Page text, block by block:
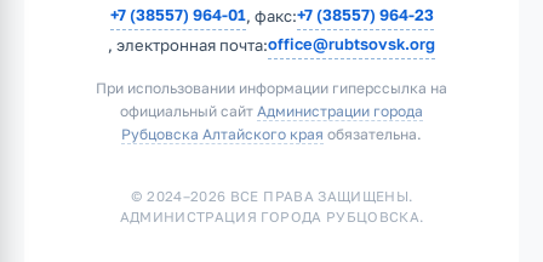
+7 (38557) 964-01, факс:+7 (38557) 964-23
, электронная почта:office@rubtsovsk.org
При использовании информации гиперссылка на
официальный сайт Администрации города
Рубцовска Алтайского края обязательна.
© 2024–2026 ВСЕ ПРАВА ЗАЩИЩЕНЫ.
АДМИНИСТРАЦИЯ ГОРОДА РУБЦОВСКА.